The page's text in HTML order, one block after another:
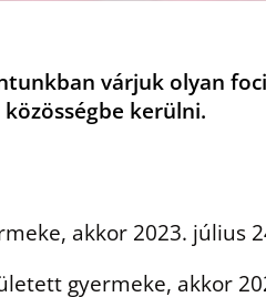
várjuk olyan
kerülni.
akkor 2023. július
gyermeke, akkor